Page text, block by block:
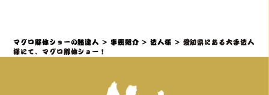
約いただくことを推奨しております。
特に、大規模なイベントや、忘年会・
～4月頃）は、職人やマグロの仕入れ、
マグロ解体ショーの鮪達人 > 事例紹介 >法人様 > 愛知県にある大手法人
様にて、マグロ解体ショー！